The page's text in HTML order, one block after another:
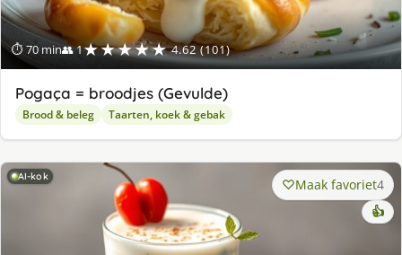
⏱ 70 min👥 1★★★★★ 4.62 (101)
Pogaça = broodjes (Gevulde)
Brood & beleg Taarten, koek & gebak
AI-kok Maak favoriet4
👍